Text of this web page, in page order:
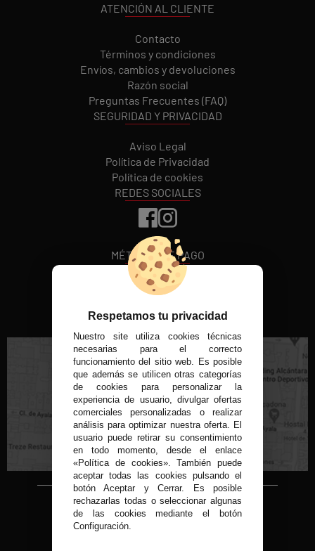
ATENCIÓN AL CLIENTE
Contacto
Términos y condiciones
Envíos, cambios y devoluciones
Razón social
Preguntas Frecuentes (FAQ)
SEGURIDAD Y PRIVACIDAD
Aviso Legal
Política de Privacidad
Política de cookies
REDES SOCIALES
MÉTODOS DE PAGO
VISITA NUESTRA TIENDA FÍSICA
C/ Conde de Peñalver, 22 MADRID
Copyright © 2015-2026
Condor 1935.
Respetamos tu privacidad
Nuestro site utiliza cookies técnicas
necesarias para el correcto
funcionamiento del sitio web. Es posible
que además se utilicen otras categorías
de cookies para personalizar la
experiencia de usuario, divulgar ofertas
comerciales personalizadas o realizar
análisis para optimizar nuestra oferta. El
usuario puede retirar su consentimiento
en todo momento, desde el enlace
«Política de cookies». También puede
aceptar todas las cookies pulsando el
botón Aceptar y Cerrar. Es posible
rechazarlas todas o seleccionar algunas
de las cookies mediante el botón
Configuración.